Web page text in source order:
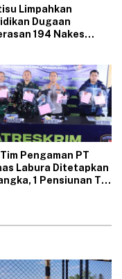
Limpahkan
Dugaan
194 Nakes
Pengaman PT
Labura Ditetapkan
1 Pensiunan TNI